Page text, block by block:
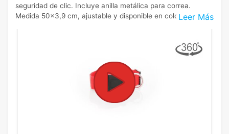
Leer Más
seguridad de clic. Incluye anilla metálica para correa.
Medida 50x3,9 cm, ajustable y disponible en colores.